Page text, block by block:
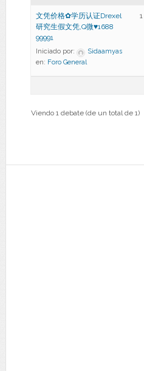
文凭价格✿学历认证Drexel
研究生假文凭,Q微♥1688
99991
Iniciado por:
Sidaamyas
en: Foro General
1
Viendo 1 debate (de un total de 1)